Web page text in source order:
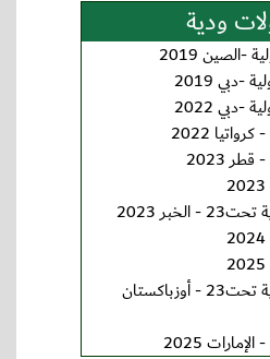
ودية
-الصين 2019
-دبي 2019
-دبي 2022
2022
2023
2023
البطولة الدولية الودية تحت23 - أوزباكستان
2025